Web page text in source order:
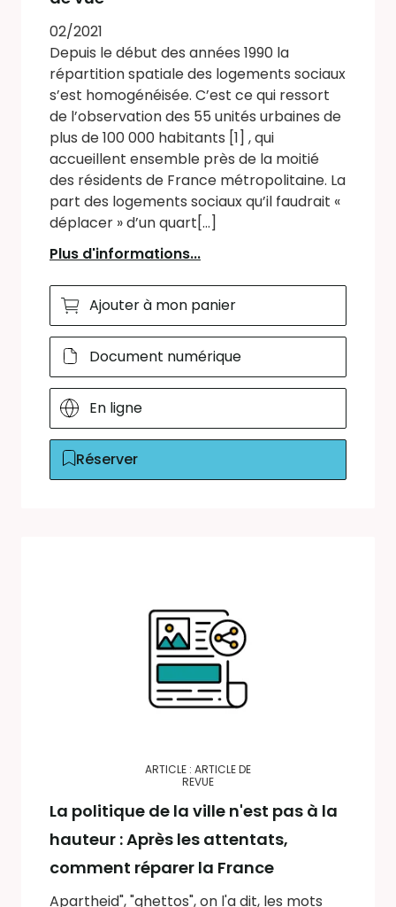
02/2021
Depuis le début des années 1990 la
répartition spatiale des logements sociaux
s’est homogénéisée. C’est ce qui ressort
de l’observation des 55 unités urbaines de
plus de 100 000 habitants [1] , qui
accueillent ensemble près de la moitié
des résidents de France métropolitaine. La
part des logements sociaux qu’il faudrait «
déplacer » d’un quart[...]
Plus d'informations...
Ajouter à mon panier
Document numérique
En ligne
Réserver
ARTICLE : ARTICLE DE
REVUE
La politique de la ville n'est pas à la
hauteur : Après les attentats,
comment réparer la France
Apartheid", "ghettos", on l'a dit, les mots